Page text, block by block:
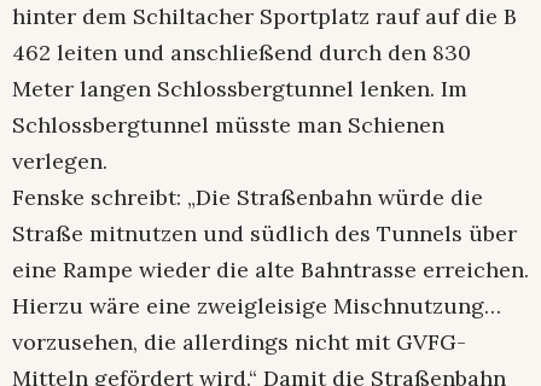
hinter dem Schiltacher Sportplatz rauf auf die B
462 leiten und anschließend durch den 830
Meter langen Schlossbergtunnel lenken. Im
Schlossbergtunnel müsste man Schienen
verlegen.
Fenske schreibt: „Die Straßenbahn würde die
Straße mitnutzen und südlich des Tunnels über
eine Rampe wieder die alte Bahntrasse erreichen.
Hierzu wäre eine zweigleisige Mischnutzung…
vorzusehen, die allerdings nicht mit GVFG-
Mitteln gefördert wird.“ Damit die Straßenbahn